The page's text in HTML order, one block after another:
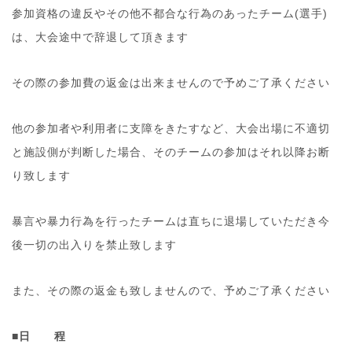
参加資格の違反やその他不都合な行為のあったチーム(選手)
は、大会途中で辞退して頂きます
その際の参加費の返金は出来ませんので予めご了承ください
他の参加者や利用者に支障をきたすなど、大会出場に不適切
と施設側が判断した場合、そのチームの参加はそれ以降お断
り致します
暴言や暴力行為を行ったチームは直ちに退場していただき今
後一切の出入りを禁止致します
また、その際の返金も致しませんので、予めご了承ください
■日 程